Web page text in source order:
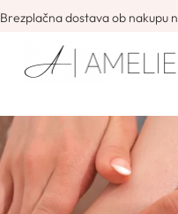
Brezplačna dostava ob nakupu